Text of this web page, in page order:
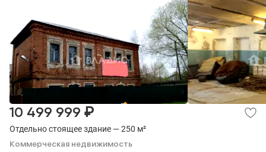
Отдельно стоящее здание — 250 м²
Коммерческая недвижимость
10 499 999 ₽